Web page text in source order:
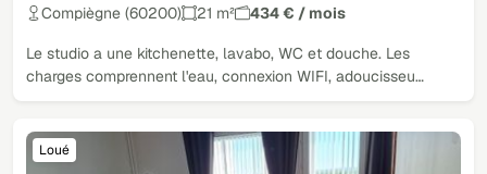
Compiègne (60200) 21 m² 434 € / mois
Le studio a une kitchenette, lavabo, WC et douche. Les
charges comprennent l'eau, connexion WIFI, adoucisseu…
Loué